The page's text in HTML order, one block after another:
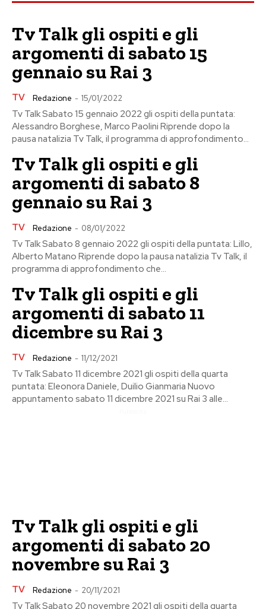
Tv Talk gli ospiti e gli
argomenti di sabato 15
gennaio su Rai 3
TV Redazione - 15/01/2022
Tv Talk Sabato 15 gennaio 2022 gli ospiti della puntata:
Alessandro Borghese, Marco Paolini Riprende dopo la
pausa natalizia Tv Talk, il programma di approfondimento...
Tv Talk gli ospiti e gli
argomenti di sabato 8
gennaio su Rai 3
TV Redazione - 08/01/2022
Tv Talk Sabato 8 gennaio 2022 gli ospiti della puntata: Lillo,
Alberto Matano Riprende dopo la pausa natalizia Tv Talk, il
programma di approfondimento che...
Tv Talk gli ospiti e gli
argomenti di sabato 11
dicembre su Rai 3
TV Redazione - 11/12/2021
Tv Talk Sabato 11 dicembre 2021 gli ospiti della quarta
puntata: Eleonora Daniele, Duilio Gianmaria Nuovo
appuntamento sabato 11 dicembre 2021 su Rai 3 alle...
Tv Talk gli ospiti e gli
argomenti di sabato 20
novembre su Rai 3
TV Redazione - 20/11/2021
Tv Talk Sabato 20 novembre 2021 gli ospiti della quarta